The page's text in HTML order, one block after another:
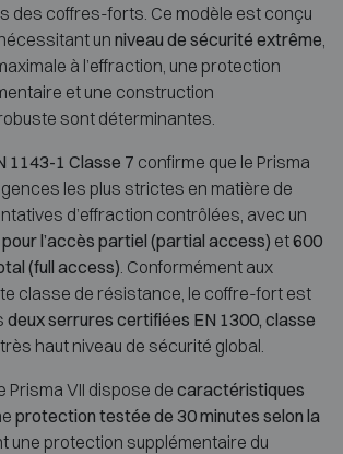
des coffres-forts. Ce modèle est conçu
un niveau de sécurité extrême
à l’effraction, une protection
et une construction
sont déterminantes.
1143-1 Classe 7 confirme que le Prisma
les plus strictes en matière de
d’effraction contrôlées, avec un
pour l’accès partiel (partial access) et600
(full access) . Conformément aux
classe de résistance, le coffre-fort est
deux serrures certifiées EN 1300, classe
haut niveau de sécurité global.
Prisma VII dispose de caractéristiques
protection testée de 30 minutes selon la
une protection supplémentaire du